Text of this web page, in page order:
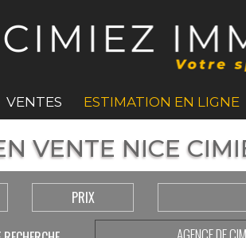
VENTES ESTIMATION EN LIGNE
VENTE NICE
PRIX